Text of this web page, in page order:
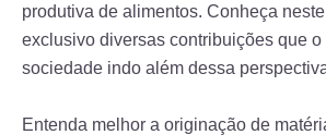
produtiva de alimentos. Conheça neste
exclusivo diversas contribuições que o
sociedade indo além dessa
Entenda melhor a originação de